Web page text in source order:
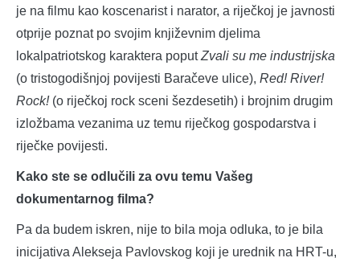
je na filmu kao koscenarist i narator, a riječkoj je javnosti
otprije poznat po svojim književnim djelima
lokalpatriotskog karaktera poputZvali su me industrijska
(o tristogodišnjoj povijesti Baračeve ulice), Red! River!
Rock!(o riječkoj rock sceni šezdesetih) i brojnim drugim
izložbama vezanima uz temu riječkog gospodarstva i
riječke povijesti.
Kako ste se odlučili za ovu temu Vašeg
dokumentarnog filma?
Pa da budem iskren, nije to bila moja odluka, to je bila
inicijativa Alekseja Pavlovskog koji je urednik na HRT-u,